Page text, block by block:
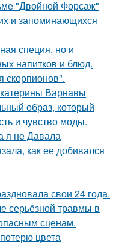
"Двойной Форсаж"
и запоминающихся
специя, но и
напитков и блюд.
скорпионов".
Варнавы
образ, который
и чувство моды.
я не Давала
как ее добивался
свои 24 года.
серьёзной травмы в
сценам.
цвета